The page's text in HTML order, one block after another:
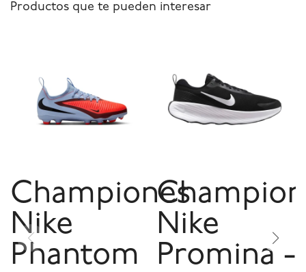
Productos que te pueden interesar
Championes
Nike
Phantom
Nike
Promina -